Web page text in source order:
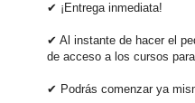
✔ ¡Entrega inmediata!
✔ Al instante de hacer el
de acceso a los cursos
✔ Podrás comenzar ya